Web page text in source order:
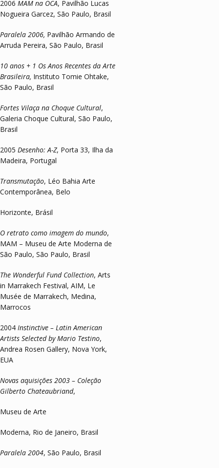
2006 MAM na OCA, Pavilhão Lucas
Nogueira Garcez, São Paulo, Brasil
Paralela 2006, Pavilhão Armando de
Arruda Pereira, São Paulo, Brasil
10 anos + 1 Os Anos Recentes da Arte
Brasileira, Instituto Tomie Ohtake,
São Paulo, Brasil
Fortes Vilaça na Choque Cultural,
Galeria Choque Cultural, São Paulo,
Brasil
2005 Desenho: A-Z, Porta 33, Ilha da
Madeira, Portugal
Transmutação, Léo Bahia Arte
Contemporânea, Belo
Horizonte, Brásil
O retrato como imagem do mundo,
MAM – Museu de Arte Moderna de
São Paulo, São Paulo, Brasil
The Wonderful Fund Collection, Arts
in Marrakech Festival, AIM, Le
Musée de Marrakech, Medina,
Marrocos
2004 Instinctive – Latin American
Artists Selected by Mario Testino,
Andrea Rosen Gallery, Nova York,
EUA
Novas aquisições 2003 – Coleção
Gilberto Chateaubriand,
Museu de Arte
Moderna, Rio de Janeiro, Brasil
Paralela 2004, São Paulo, Brasil